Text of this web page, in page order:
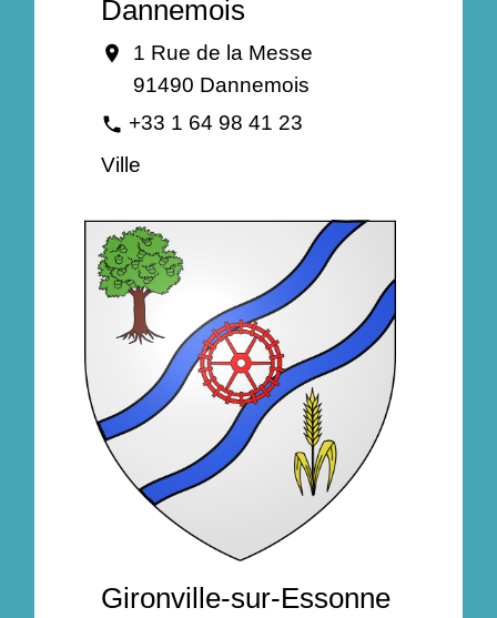
Dannemois
location_on
1 Rue de la Messe
91490 Dannemois
phone +33 1 64 98 41 23
Ville
Gironville-sur-Essonne